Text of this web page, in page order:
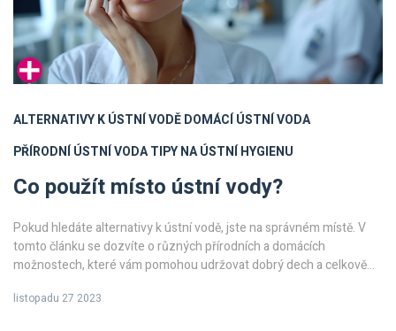
ALTERNATIVY K ÚSTNÍ VODĚDOMÁCÍ ÚSTNÍ VODA
PŘÍRODNÍ ÚSTNÍ VODATIPY NA ÚSTNÍ HYGIENU
Co použít místo ústní vody?
Pokud hledáte alternativy k ústní vodě, jste na správném místě. V
tomto článku se dozvíte o různých přírodních a domácích
možnostech, které vám pomohou udržovat dobrý dech a celkově
tipů a můžu vám říct, že výsledky byly pozoruhodné. Takže
listopadu 27 2023